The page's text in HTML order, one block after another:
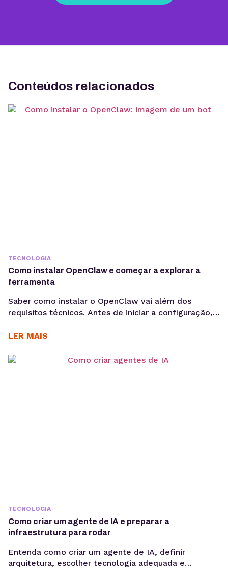
Conteúdos relacionados
TECNOLOGIA
Como instalar OpenClaw e começar a explorar a
ferramenta
Saber como instalar o OpenClaw vai além dos
requisitos técnicos. Antes de iniciar a configuração,
casos de uso e como a ferramenta pode contribuir
OpenClaw centraliza a criação e operação de
LER MAIS
TECNOLOGIA
Como criar um agente de IA e preparar a
infraestrutura para rodar
Entenda como criar um agente de IA, definir
arquitetura, escolher tecnologia adequada e